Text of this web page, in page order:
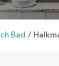
Bad /